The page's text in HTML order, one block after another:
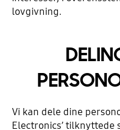
lovgivning.
Vi kan dele dine
Electronics’ tilknyttede